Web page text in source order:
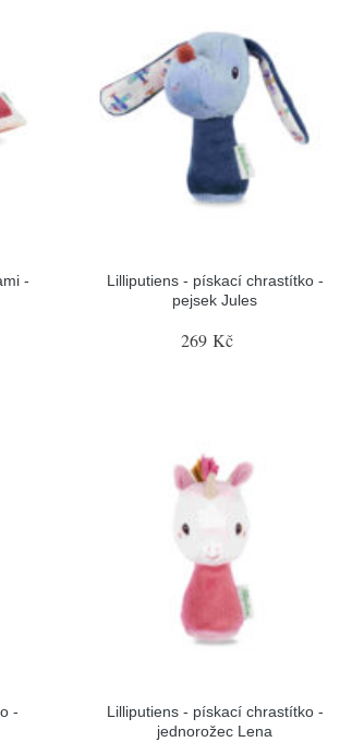
-
Lilliputiens - pískací chrastítko -
pejsek Jules
269 Kč
-
Lilliputiens - pískací chrastítko -
jednorožec Lena